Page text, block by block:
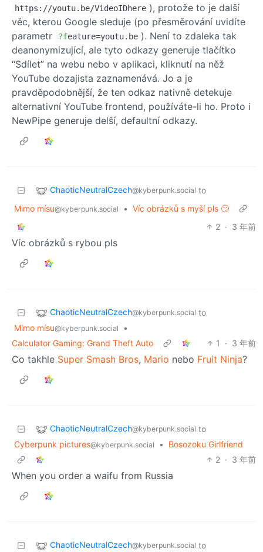
https://youtu.be/VideoIDhere ), protože to je další
věc, kterou Google sleduje (po přesměrování uvidíte
parametr
?feature=youtu.be ). Není to zdaleka tak
deanonymizující, ale tyto odkazy generuje tlačítko
“Sdílet” na webu nebo v aplikaci, kliknutí na něž
YouTube dozajista zaznamenává. Jo a je
pravděpodobnější, že ten odkaz nativně detekuje
alternativní YouTube frontend, používáte-li ho. Proto i
NewPipe generuje delší, defaultní odkazy.
ChaoticNeutralCzech@kyberpunk.social to
Mimo mísu@kyberpunk.social • Víc obrázků s myší pls 🙄
2 · 3 年前
Víc obrázků s rybou pls
ChaoticNeutralCzech@kyberpunk.social to
Mimo mísu@kyberpunk.social
•
Calculator Gaming: Grand Theft Auto
1 · 3 年前
Co takhle Super Smash Bros, Mario nebo Fruit Ninja?
ChaoticNeutralCzech@kyberpunk.social to
Cyberpunk pictures@kyberpunk.social •
Bosozoku Girlfriend
2 · 3 年前
When you order a waifu from Russia
ChaoticNeutralCzech@kyberpunk.social to